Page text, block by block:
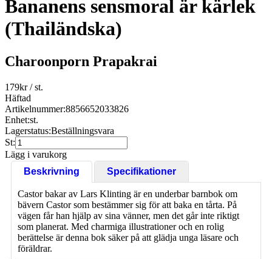
Bananens sensmoral är kärlek
(Thailändska)
Charoonporn Prapakrai
179kr/ st.
Häftad
Artikelnummer:8856652033826
Enhet:st.
Lagerstatus:Beställningsvara
St:
Lägg i varukorg
Beskrivning
Specifikationer
Castor bakar av Lars Klinting är en underbar barnbok om
bävern Castor som bestämmer sig för att baka en tårta. På
vägen får han hjälp av sina vänner, men det går inte riktigt
som planerat. Med charmiga illustrationer och en rolig
berättelse är denna bok säker på att glädja unga läsare och
föräldrar.